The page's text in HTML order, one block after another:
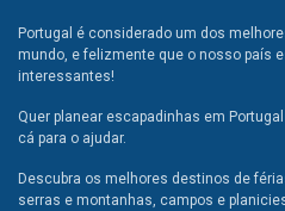
Portugal é considerado um dos
mundo, e felizmente que o nosso país
interessantes!
Quer planear escapadinhas em
cá para o ajudar.
Descubra os melhores destinos de
serras e montanhas, campos e